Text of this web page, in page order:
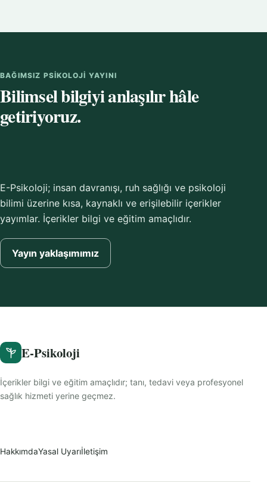
BAĞIMSIZ PSIKOLOJI YAYINI
Bilimsel bilgiyi anlaşılır hâle
getiriyoruz.
E-Psikoloji; insan davranışı, ruh sağlığı ve psikoloji
bilimi üzerine kısa, kaynaklı ve erişilebilir içerikler
yayımlar. İçerikler bilgi ve eğitim amaçlıdır.
Yayın yaklaşımımız
E-Psikoloji
İçerikler bilgi ve eğitim amaçlıdır; tanı, tedavi veya profesyonel
sağlık hizmeti yerine geçmez.
HakkımdaYasal Uyarıİletişim